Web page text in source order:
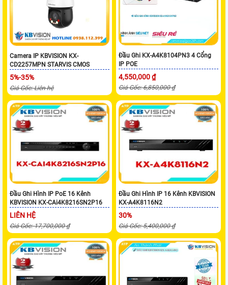
Camera IP KBVISION KX-
CD2257MPN STARVIS CMOS
5%-35%
Giá Gốc: Liên hệ
Đầu Ghi KX-A4K8104PN3 4 Cổng
IP POE
4,550,000 ₫
Giá Gốc: 6,850,000 ₫
Đầu Ghi Hình IP PoE 16 Kênh
KBVISION KX-CAi4K8216SN2P16
LIÊN HỆ
Giá Gốc: 17,700,000 ₫
Đầu Ghi Hình IP 16 Kênh KBVISION
KX-A4K8116N2
30%
Giá Gốc: 5,400,000 ₫